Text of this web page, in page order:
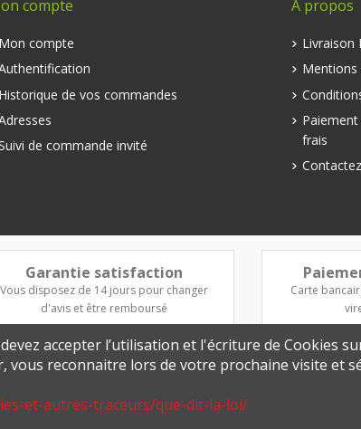
compte
Mon compte
Historique de vos commandes
de commande invité
A propos
Livraison
Mentions
frais
Garantie satisfaction
Vous disposez de 14 jours pour changer
d'avis et être remboursé
Carte
accepter l’utilisation et l'écriture de Cookies
reconnaitre lors de votre prochaine visite et
et-autres-traceurs/que-dit-la-loi/